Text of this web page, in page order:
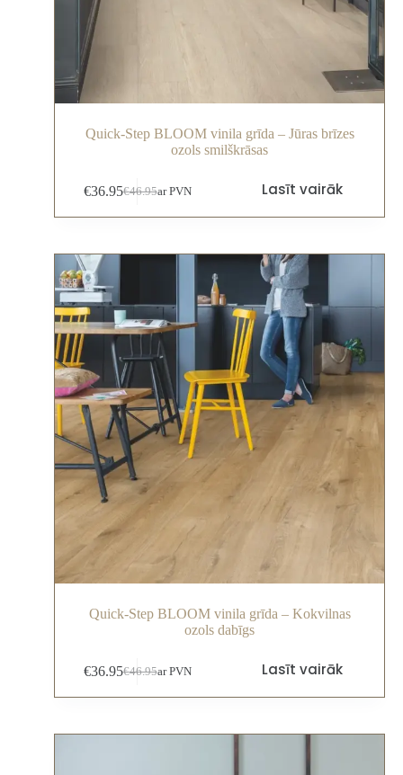
Quick-Step BLOOM vinila grīda – Jūras brīzes
ozols smilškrāsas
€46.95
€36.95 ar PVN Lasīt vairāk
Quick-Step BLOOM vinila grīda – Kokvilnas
ozols dabīgs
€46.95
€36.95 ar PVN Lasīt vairāk